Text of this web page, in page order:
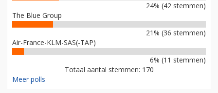
24% (42 stemmen)
The Blue Group
21% (36 stemmen)
Air-France-KLM-SAS(-TAP)
6% (11 stemmen)
Totaal aantal stemmen: 170
Meer polls